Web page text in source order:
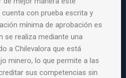
con prueba escrita y
mínima de aprobación es
se realiza mediante una
a Chilevalora que está
minero, lo que permite a las
sus competencias sin